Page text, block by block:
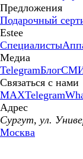
Предложения
Подарочный
Estee
Специалисты
Медиа
TelegramБлог
Связаться с нами
MAXTelegram
Адрес
Сургут, ул.
Москва